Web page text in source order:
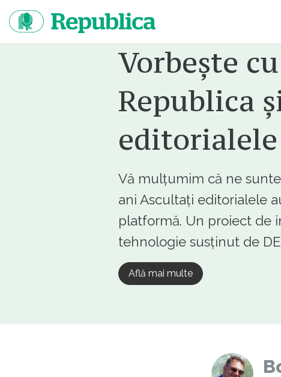
continut
Vorbește cu
Republica
Vă mulțumim că ne
ani Ascultați editorialele
platformă. Un proiect de
tehnologie susținut de
Află mai multe